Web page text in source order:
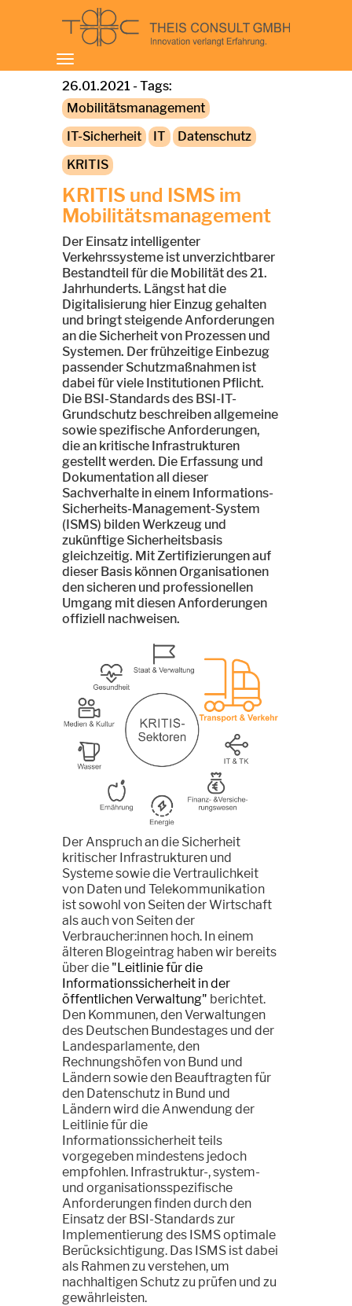
Toggle
navigation
26.01.2021 - Tags:
Mobilitätsmanagement
IT-Sicherheit
IT
Datenschutz
KRITIS
KRITIS und ISMS im
Mobilitätsmanagement
Der Einsatz intelligenter
Verkehrssysteme ist unverzichtbarer
Bestandteil für die Mobilität des 21.
Jahrhunderts. Längst hat die
Digitalisierung hier Einzug gehalten
und bringt steigende Anforderungen
an die Sicherheit von Prozessen und
Systemen. Der frühzeitige Einbezug
passender Schutzmaßnahmen ist
dabei für viele Institutionen Pflicht.
Die BSI-Standards des BSI-IT-
Grundschutz beschreiben allgemeine
sowie spezifische Anforderungen,
die an kritische Infrastrukturen
gestellt werden. Die Erfassung und
Dokumentation all dieser
Sachverhalte in einem Informations-
Sicherheits-Management-System
(ISMS) bilden Werkzeug und
zukünftige Sicherheitsbasis
gleichzeitig. Mit Zertifizierungen auf
dieser Basis können Organisationen
den sicheren und professionellen
Umgang mit diesen Anforderungen
offiziell nachweisen.
Der Anspruch an die Sicherheit
kritischer Infrastrukturen und
Systeme sowie die Vertraulichkeit
von Daten und Telekommunikation
ist sowohl von Seiten der Wirtschaft
als auch von Seiten der
Verbraucher:innen hoch. In einem
älteren Blogeintrag haben wir bereits
über die "Leitlinie für die
Informationssicherheit in der
öffentlichen Verwaltung" berichtet.
Den Kommunen, den Verwaltungen
des Deutschen Bundestages und der
Landesparlamente, den
Rechnungshöfen von Bund und
Ländern sowie den Beauftragten für
den Datenschutz in Bund und
Ländern wird die Anwendung der
Leitlinie für die
Informationssicherheit teils
vorgegeben mindestens jedoch
empfohlen. Infrastruktur-, system-
und organisationsspezifische
Anforderungen finden durch den
Einsatz der BSI-Standards zur
Implementierung des ISMS optimale
Berücksichtigung. Das ISMS ist dabei
als Rahmen zu verstehen, um
nachhaltigen Schutz zu prüfen und zu
gewährleisten.